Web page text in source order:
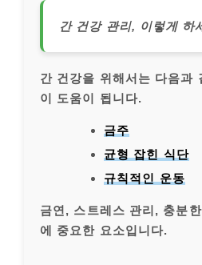
간 건강 관리, 이렇게 하
간 건강을 위해서는 다음과
이 도움이 됩니다.
금주
균형 잡힌 식단
규칙적인 운동
금연, 스트레스 관리, 충분
에 중요한 요소입니다.